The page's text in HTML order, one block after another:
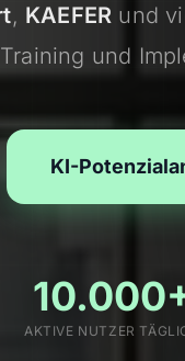
, KAEFER und
und
KI-
AKTIVE NUTZER